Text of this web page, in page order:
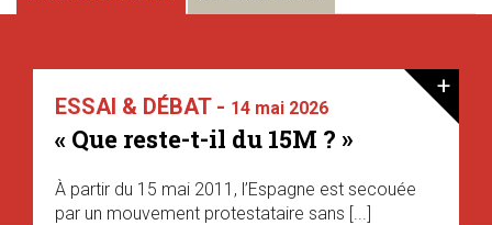
ESSAI & DÉBAT - 14 mai 2026
« Que reste-t-il du 15M ? »
À partir du 15 mai 2011, l’Espagne est secouée
par un mouvement protestataire sans [...]
+